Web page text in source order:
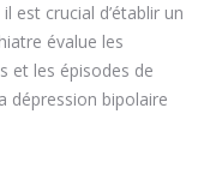
est crucial d’établir un
évalue les
et les épisodes de
dépression bipolaire